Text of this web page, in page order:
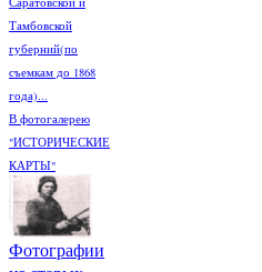
Тамбовской
губерний(по
съемкам до 1868
года)...
В фотогалерею
"ИСТОРИЧЕСКИЕ
КАРТЫ"
Фотографии